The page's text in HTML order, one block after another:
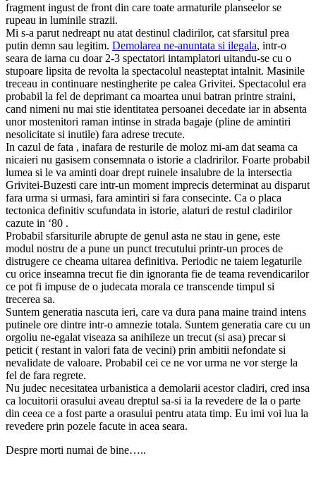
fragment ingust de front din care toate armaturile planseelor se
rupeau in luminile strazii.
Mi s-a parut nedreapt nu atat destinul cladirilor, cat sfarsitul prea
putin demn sau legitim. Demolarea ne-anuntata si ilegala, intr-o
seara de iarna cu doar 2-3 spectatori intamplatori uitandu-se cu o
stupoare lipsita de revolta la spectacolul neasteptat intalnit. Masinile
treceau in continuare nestingherite pe calea Grivitei. Spectacolul era
probabil la fel de deprimant ca moartea unui batran printre straini,
cand nimeni nu mai stie identitatea persoanei decedate iar in absenta
unor mostenitori raman intinse in strada bagaje (pline de amintiri
nesolicitate si inutile) fara adrese trecute.
In cazul de fata , inafara de resturile de moloz mi-am dat seama ca
nicaieri nu gasisem consemnata o istorie a cladririlor. Foarte probabil
lumea si le va aminti doar drept ruinele insalubre de la intersectia
Grivitei-Buzesti care intr-un moment imprecis determinat au disparut
fara urma si urmasi, fara amintiri si fara consecinte. Ca o placa
tectonica definitiv scufundata in istorie, alaturi de restul cladirilor
cazute in ‘80 .
Probabil sfarsiturile abrupte de genul asta ne stau in gene, este
modul nostru de a pune un punct trecutului printr-un proces de
distrugere ce cheama uitarea definitiva. Periodic ne taiem legaturile
cu orice inseamna trecut fie din ignoranta fie de teama revendicarilor
ce pot fi impuse de o judecata morala ce transcende timpul si
trecerea sa.
Suntem generatia nascuta ieri, care va dura pana maine traind intens
putinele ore dintre intr-o amnezie totala. Suntem generatia care cu un
orgoliu ne-egalat viseaza sa anihileze un trecut (si asa) precar si
peticit ( restant in valori fata de vecini) prin ambitii nefondate si
nevalidate de valoare. Probabil cei ce ne vor urma ne vor sterge la
fel de fara regrete.
Nu judec necesitatea urbanistica a demolarii acestor cladiri, cred insa
ca locuitorii orasului aveau dreptul sa-si ia la revedere de la o parte
din ceea ce a fost parte a orasului pentru atata timp. Eu imi voi lua la
revedere prin pozele facute in acea seara.
Despre morti numai de bine…..